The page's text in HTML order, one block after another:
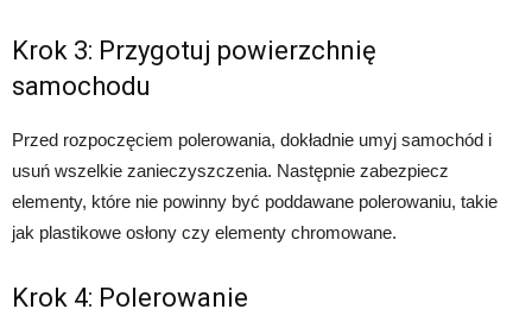
Krok 3: Przygotuj powierzchnię
samochodu
Przed rozpoczęciem polerowania, dokładnie umyj samochód i
usuń wszelkie zanieczyszczenia. Następnie zabezpiecz
elementy, które nie powinny być poddawane polerowaniu, takie
jak plastikowe osłony czy elementy chromowane.
Krok 4: Polerowanie